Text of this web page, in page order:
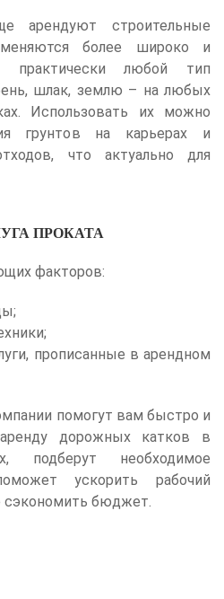
арендуют строительные
более широко и
практически любой тип
шлак, землю – на любых
Использовать их можно
грунтов на карьерах и
что актуально для
ПРОКАТА
факторов:
прописанные в арендном
помогут вам быстро и
дорожных катков в
подберут необходимое
ускорить рабочий
сэкономить бюджет.